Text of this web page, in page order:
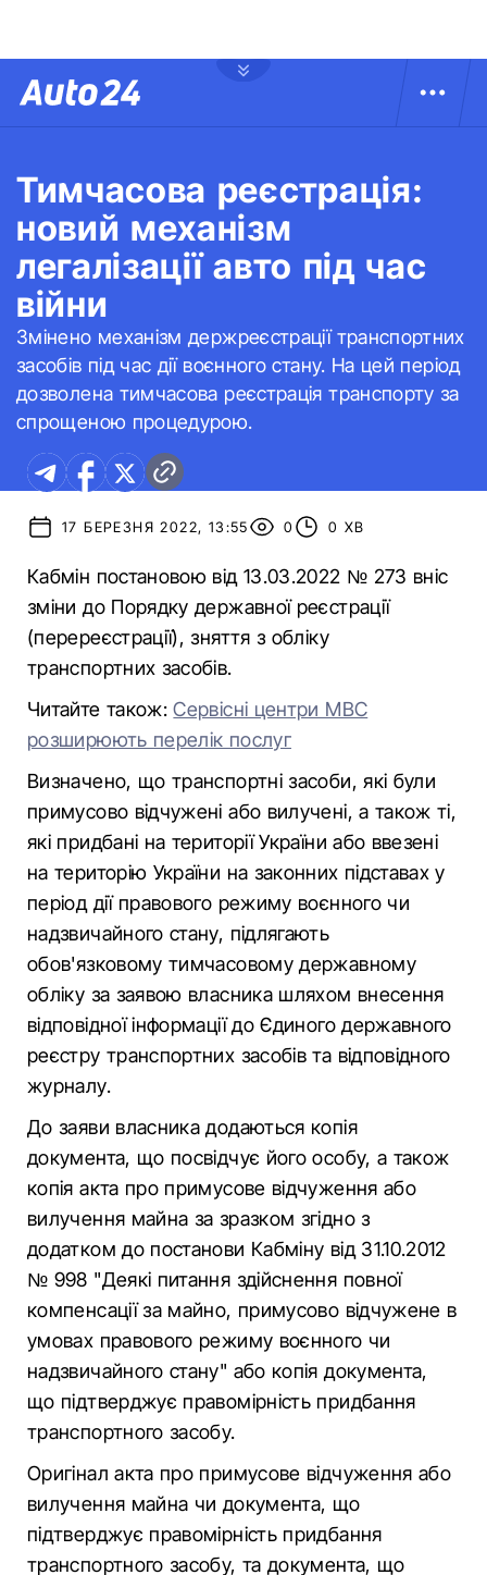
Тимчасова реєстрація:
новий механізм
легалізації авто під час
війни
Змінено механізм держреєстрації транспортних
засобів під час дії воєнного стану. На цей період
дозволена тимчасова реєстрація транспорту за
спрощеною процедурою.
17 БЕРЕЗНЯ 2022, 13:55 0 0 ХВ
Кабмін постановою від 13.03.2022 № 273 вніс
зміни до Порядку державної реєстрації
(перереєстрації), зняття з обліку
транспортних засобів.
Читайте також:Сервісні центри МВС
розширюють перелік послуг
Визначено, що транспортні засоби, які були
примусово відчужені або вилучені, а також ті,
які придбані на території України або ввезені
на територію України на законних підставах у
період дії правового режиму воєнного чи
надзвичайного стану, підлягають
обов'язковому тимчасовому державному
обліку за заявою власника шляхом внесення
відповідної інформації до Єдиного державного
реєстру транспортних засобів та відповідного
журналу.
До заяви власника додаються копія
документа, що посвідчує його особу, а також
копія акта про примусове відчуження або
вилучення майна за зразком згідно з
додатком до постанови Кабміну від 31.10.2012
№ 998 "Деякі питання здійснення повної
компенсації за майно, примусово відчужене в
умовах правового режиму воєнного чи
надзвичайного стану" або копія документа,
що підтверджує правомірність придбання
транспортного засобу.
Оригінал акта про примусове відчуження або
вилучення майна чи документа, що
підтверджує правомірність придбання
транспортного засобу, та документа, що